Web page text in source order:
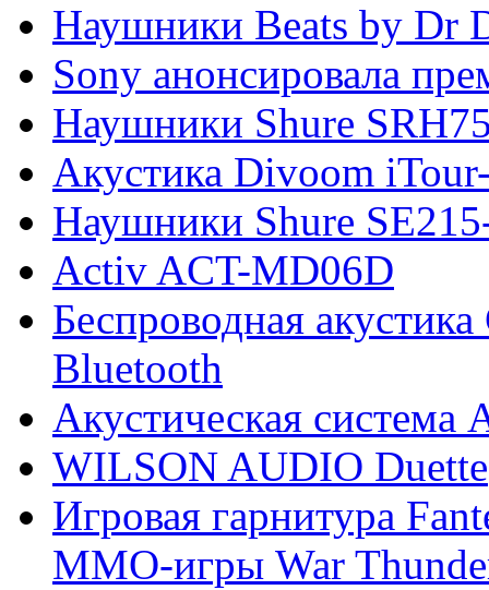
Наушники Beats by Dr
Sony анонсировала
Наушники Shure
Акустика Divoom
Наушники Shure
Activ ACT-MD06D
Беспроводная
Bluetooth
Акустическая
WILSON AUDIO Duette
Игровая гарнитура
MMO-игры War